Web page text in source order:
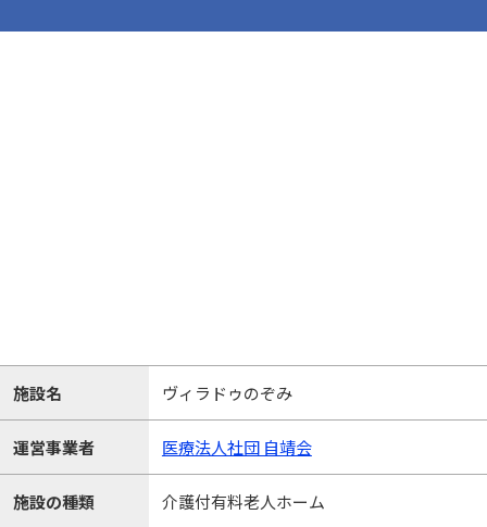
施設名 ヴィラドゥのぞみ
運営事業者 医療法人社団 自靖会
施設の種類 介護付有料老人ホーム